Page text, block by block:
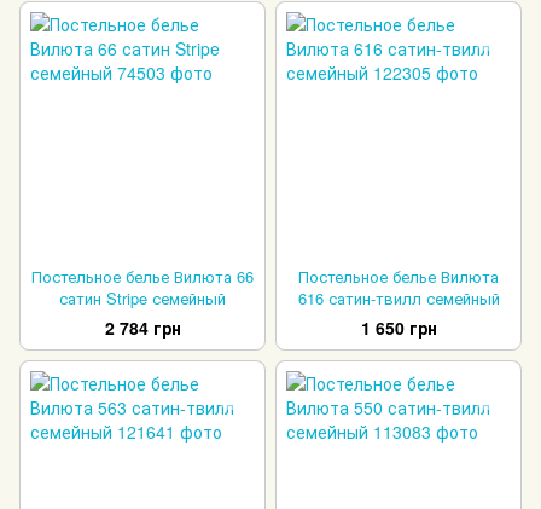
Постельное белье Вилюта 66
сатин Stripe семейный
2 784 грн
Постельное белье Вилюта
616 сатин-твилл семейный
1 650 грн